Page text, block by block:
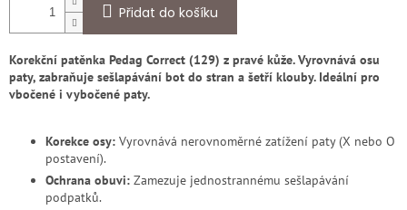
Přidat do košíku
Korekční patěnka Pedag Correct (129) z pravé kůže. Vyrovnává osu
paty, zabraňuje sešlapávání bot do stran a šetří klouby. Ideální pro
vbočené i vybočené paty.
Korekce osy: Vyrovnává nerovnoměrné zatížení paty (X nebo O
postavení).
Ochrana obuvi: Zamezuje jednostrannému sešlapávání
podpatků.